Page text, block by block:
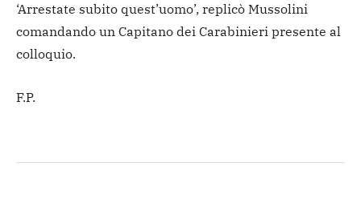
‘Arrestate subito quest’uomo’, replicò Mussolini
comandando un Capitano dei Carabinieri presente al
colloquio.
F.P.